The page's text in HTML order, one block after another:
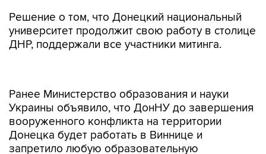
Решение о том, что Донецкий национальный
университет продолжит свою работу в столице
ДНР, поддержали все участники митинга.
вооруженного конфликта на территории
Донецка будет работать в Виннице и
запретило любую образовательную
деятельность от имени вуза в Донецке.